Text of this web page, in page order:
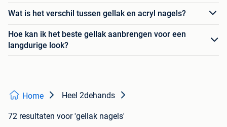
Wat is het verschil tussen gellak en acryl nagels?
Hoe kan ik het beste gellak aanbrengen voor een
langdurige look?
Home Heel 2dehands
72 resultaten voor 'gellak nagels'